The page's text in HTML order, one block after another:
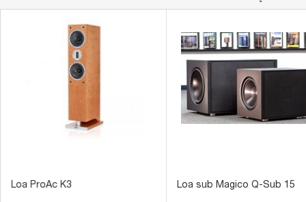
Loa ProAc K3 Loa sub Magico Q-Sub 15